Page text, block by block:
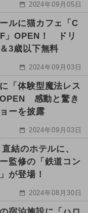
2024年09月05日
ルに猫カフェ「C
」OPEN！ ドリ
3歳以下無料
2024年09月03日
「体験型魔法レス
OPEN 感動と驚き
ーを披露
2024年09月03日
結のホテルに、
監修の「鉄道コン
が登場！
2024年08月30日